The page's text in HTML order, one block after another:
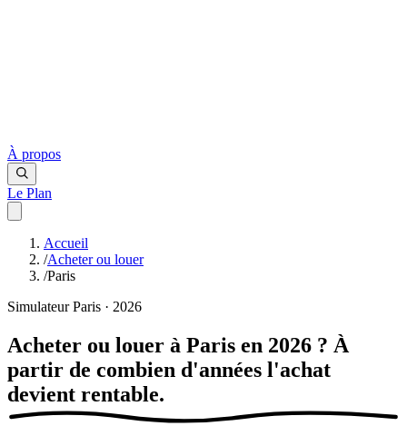
À propos
Le Plan
Accueil
/Acheter ou louer
/Paris
Simulateur Paris · 2026
Acheter ou louer à Paris en 2026 ? À
partir de combien d'années l'achat
devient rentable.